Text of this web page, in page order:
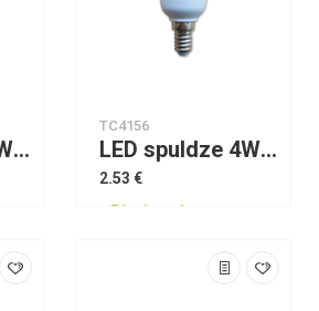
LED spuldze 4W E14 Candle Flame 2700K VTAC
TC4156
LED spuldze 4W E14 Candle Flame 4500К V-TAC
2.53 €
Pieejams!